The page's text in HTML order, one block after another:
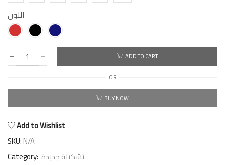
اللون
ADD TO CART
OR
BUY NOW
Add to Wishlist
SKU:N/A
Category: تشكيلة جديدة